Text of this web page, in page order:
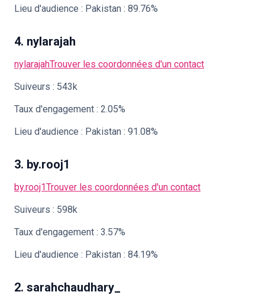
Lieu d'audience : Pakistan : 89.76%
4. nylarajah
nylarajahTrouver les coordonnées d'un contact
Suiveurs : 543k
Taux d'engagement : 2.05%
Lieu d'audience : Pakistan : 91.08%
3. by.rooj1
by.rooj1Trouver les coordonnées d'un contact
Suiveurs : 598k
Taux d'engagement : 3.57%
Lieu d'audience : Pakistan : 84.19%
2. sarahchaudhary_